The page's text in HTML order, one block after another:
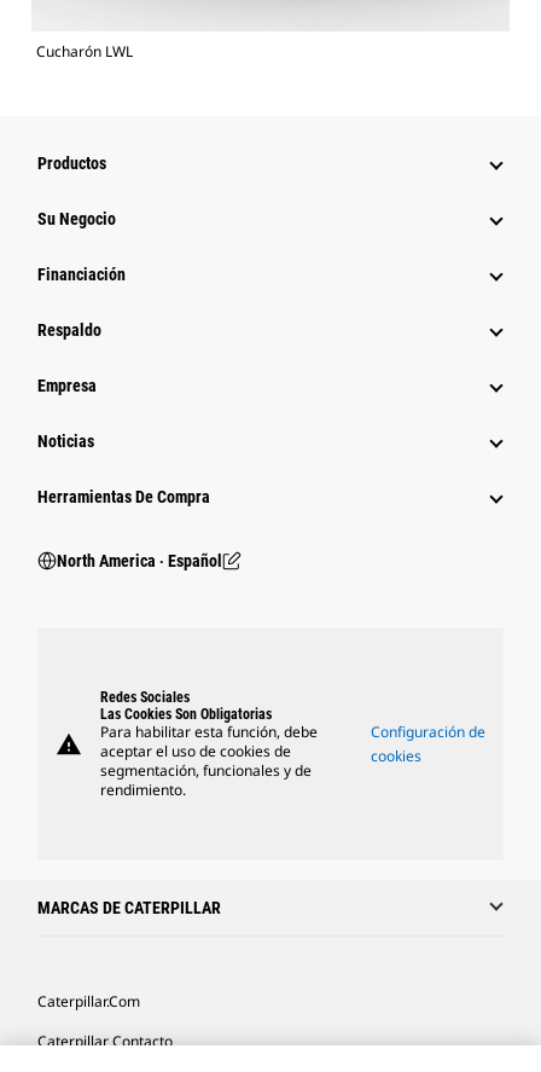
Cucharón LWL
Productos
Su Negocio
Financiación
Respaldo
Empresa
Noticias
Herramientas De Compra
North America ‧ Español
warning
Redes Sociales
Las Cookies Son Obligatorias
Para habilitar esta función, debe
aceptar el uso de cookies de
segmentación, funcionales y de
rendimiento.
Configuración de
cookies
MARCAS DE CATERPILLAR
Caterpillar.com
Caterpillar Contacto